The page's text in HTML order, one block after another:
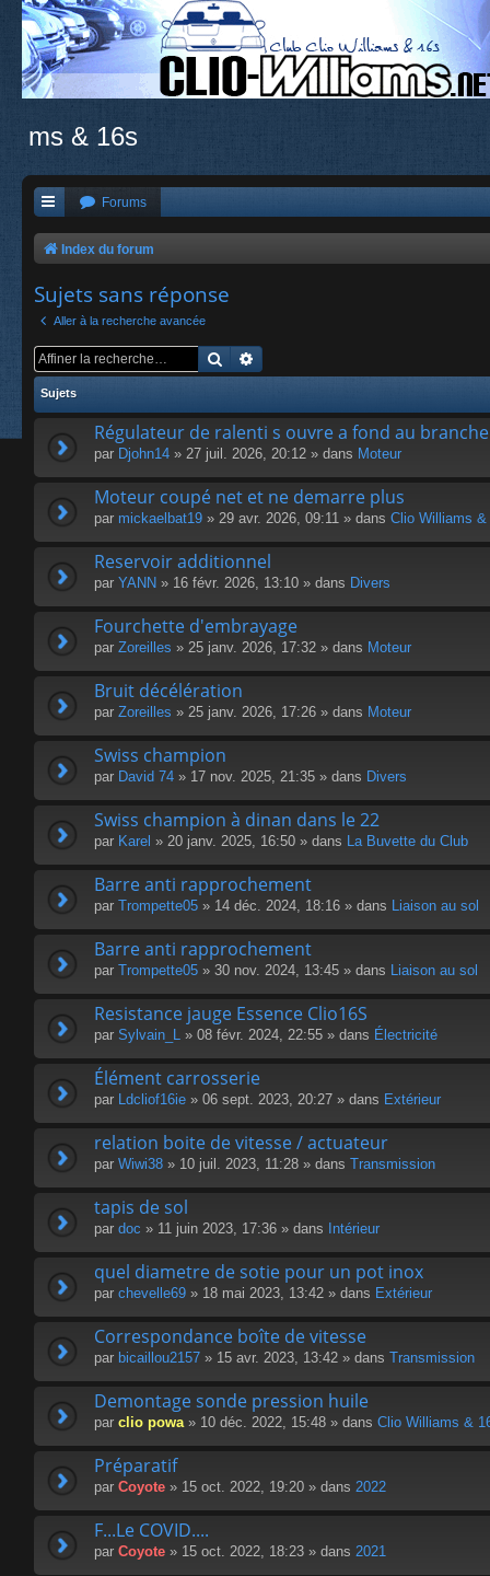
ms & 16s
Forums
Index du forum
Sujets sans réponse
Aller à la recherche avancée
Rechercher
Sujets
Régulateur de ralenti s ouvre a fond au
par Djohn14 » 27 juil. 2026, 20:12 » dans Moteur
Moteur coupé net et ne demarre plus
par mickaelbat19 » 29 avr. 2026, 09:11 » dans Clio Williams &
Reservoir additionnel
par YANN » 16 févr. 2026, 13:10 » dans Divers
Fourchette d'embrayage
par Zoreilles » 25 janv. 2026, 17:32 » dans Moteur
Bruit décélération
par Zoreilles » 25 janv. 2026, 17:26 » dans Moteur
Swiss champion
par David 74 » 17 nov. 2025, 21:35 » dans Divers
Swiss champion à dinan dans le 22
par Karel » 20 janv. 2025, 16:50 » dans La Buvette du Club
Barre anti rapprochement
par Trompette05 » 14 déc. 2024, 18:16 » dans Liaison au sol
Barre anti rapprochement
par Trompette05 » 30 nov. 2024, 13:45 » dans Liaison au sol
Resistance jauge Essence Clio16S
par Sylvain_L » 08 févr. 2024, 22:55 » dans Électricité
Élément carrosserie
par Ldcliof16ie » 06 sept. 2023, 20:27 » dans Extérieur
relation boite de vitesse / actuateur
par Wiwi38 » 10 juil. 2023, 11:28 » dans Transmission
tapis de sol
par doc » 11 juin 2023, 17:36 » dans Intérieur
quel diametre de sotie pour un pot inox
par chevelle69 » 18 mai 2023, 13:42 » dans Extérieur
Correspondance boîte de vitesse
par bicaillou2157 » 15 avr. 2023, 13:42 » dans Transmission
Demontage sonde pression huile
par clio powa» 10 déc. 2022, 15:48 » dans Clio Williams &
Préparatif
par Coyote » 15 oct. 2022, 19:20 » dans 2022
F...Le COVID....
par Coyote » 15 oct. 2022, 18:23 » dans 2021